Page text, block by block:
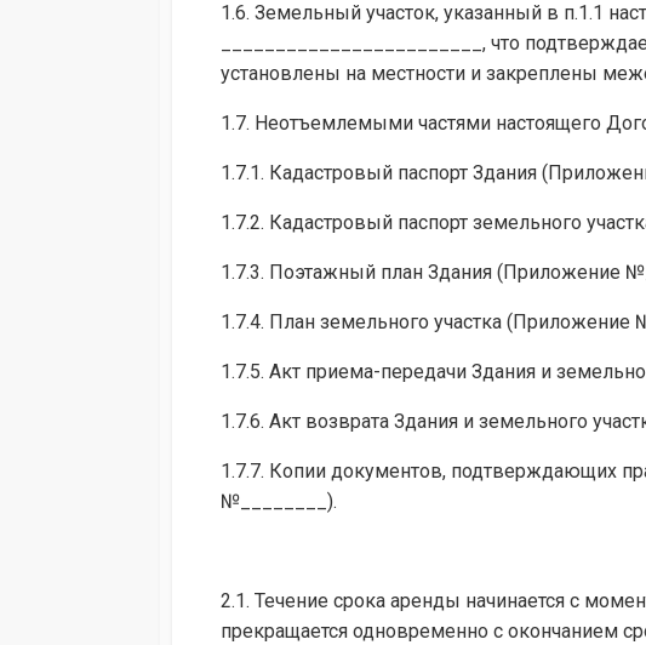
1.6. Земельный участок, указанный в п.1.1
________________________, что
установлены на местности и закреплены
1.7. Неотъемлемыми частями настоящего
1.7.1. Кадастровый паспорт Здания
1.7.2. Кадастровый паспорт земельного
1.7.3. Поэтажный план Здания (Приложение
1.7.4. План земельного участка (Приложение
1.7.5. Акт приема-передачи Здания и
1.7.6. Акт возврата Здания и земельного
1.7.7. Копии документов, подтверждающих
№________).
2.1. Течение срока аренды начинается с
прекращается одновременно с окончанием